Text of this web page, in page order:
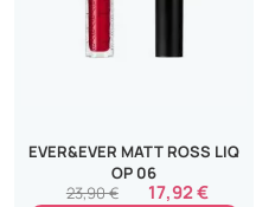
EVER&EVER MATT ROSS LIQ
OP 06
17,92 €
23,90 €